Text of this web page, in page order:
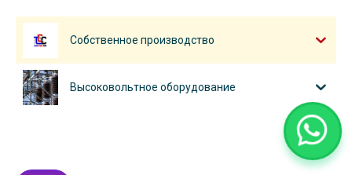
Собственное производство
Высоковольтное оборудование